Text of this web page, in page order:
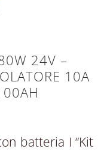
24V –
10A
batteria I “Kit